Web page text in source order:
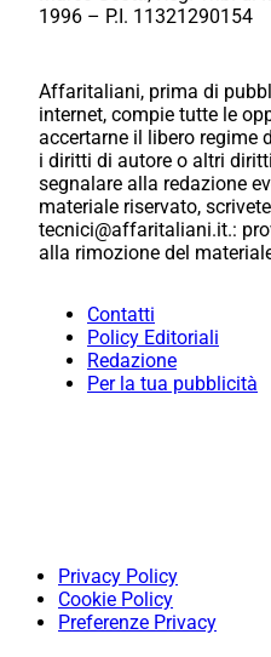
1996 – P.I. 11321290154
Affaritaliani, prima di
internet, compie tutte le
accertarne il libero regime
i diritti di autore o altri
segnalare alla redazione
materiale riservato,
tecnici@affaritaliani.it.:
alla rimozione del
Contatti
Policy Editoriali
Redazione
Per la tua pubblicità
Privacy Policy
Cookie Policy
Preferenze Privacy